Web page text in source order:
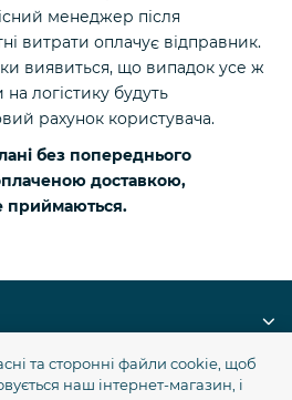
менеджер після
витрати оплачує відправник.
виявиться, що випадок усе ж
логістику будуть
рахунок користувача.
без попереднього
доставкою,
приймаються.
та сторонні файли cookie, щоб
наш інтернет-магазин, і